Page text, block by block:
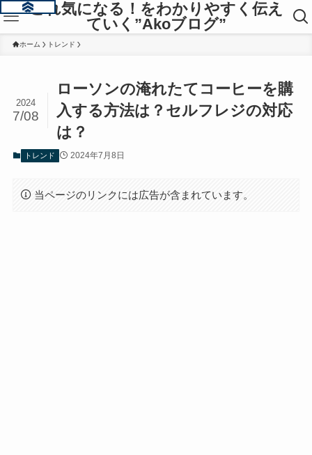
これ気になる！をわかりやすく伝え
ていく”Akoブログ”
ホーム トレンド
ローソンの淹れたてコーヒーを購
入する方法は？セルフレジの対応
は？
2024
7/08
トレンド 2024年7月8日
当ページのリンクには広告が含まれています。